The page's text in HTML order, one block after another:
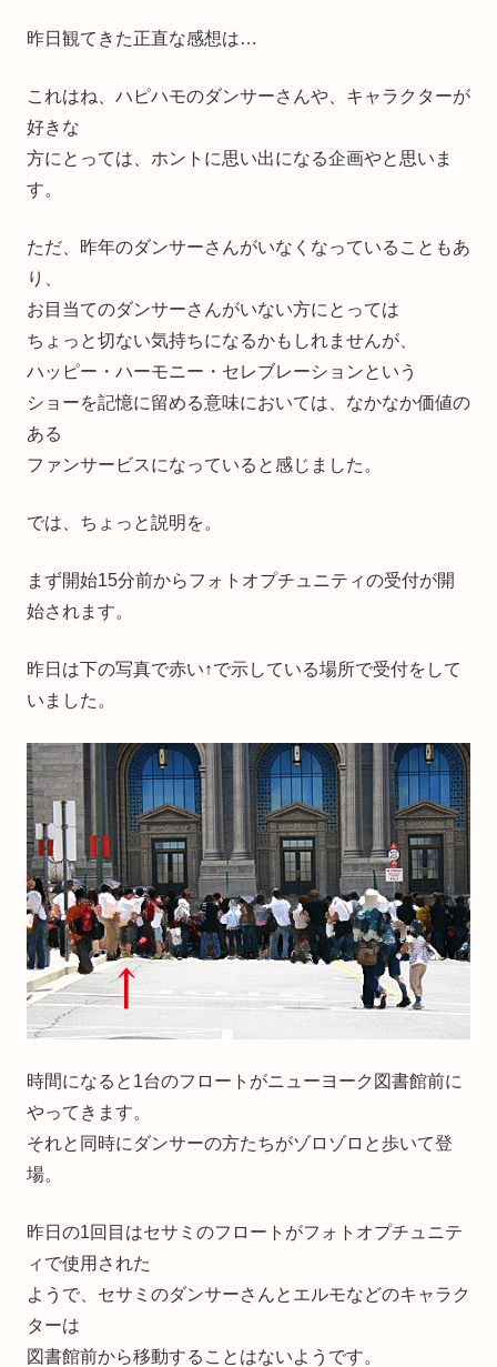
昨日観てきた正直な感想は…
これはね、ハピハモのダンサーさんや、キャラクターが
好きな
方にとっては、ホントに思い出になる企画やと思いま
す。
ただ、昨年のダンサーさんがいなくなっていることもあ
り、
お目当てのダンサーさんがいない方にとっては
ちょっと切ない気持ちになるかもしれませんが、
ハッピー・ハーモニー・セレブレーションという
ショーを記憶に留める意味においては、なかなか価値の
ある
ファンサービスになっていると感じました。
では、ちょっと説明を。
まず開始15分前からフォトオプチュニティの受付が開
始されます。
昨日は下の写真で赤い↑で示している場所で受付をして
いました。
時間になると1台のフロートがニューヨーク図書館前に
やってきます。
それと同時にダンサーの方たちがゾロゾロと歩いて登
場。
昨日の1回目はセサミのフロートがフォトオプチュニテ
ィで使用された
ようで、セサミのダンサーさんとエルモなどのキャラク
ターは
図書館前から移動することはないようです。